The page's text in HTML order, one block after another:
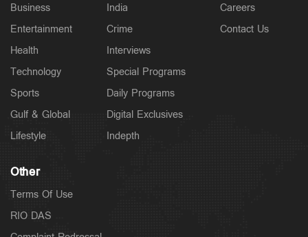
മഴ‌യ്‌ക്കൊ‌പ്പം പകര്‍ച്ചപ്പനിയും പടരുന്നു; ആറു
ദിവസത്തിനിടെ 18 മരണം
Business
Entertainment
Health
Technology
Sports
Gulf & Global
Lifestyle
India
Crime
Interviews
Special Programs
Daily Programs
Digital Exclusives
Indepth
Careers
Contact Us
Other
Terms Of Use
RIO DAS